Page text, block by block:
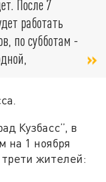
После 7
работать
по субботам -
Кузбасс”, в
на 1 ноября
жителей: